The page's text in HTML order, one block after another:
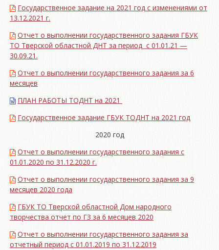
Государственное задание на 2021 год с изменениями от
13.12.2021 г.
Отчет о выполнении государственного задания ГБУК
ТО Тверской областной ДНТ за период с 01.01.21 —
30.09.21.
Отчет о выполнении государственного задания за 6
месяцев
ПЛАН РАБОТЫ ТОДНТ на 2021
Государственное задание ГБУК ТОДНТ на 2021 год
2020 год
Отчет о выполнении государственного задания с
01.01.2020 по 31.12.2020 г.
Отчет о выполнении государственного задания за 9
месяцев 2020 года
ГБУК ТО Тверской областной Дом народного
творчества отчет по ГЗ за 6 месяцев 2020
Отчет о выполнении государственного задания за
отчетный период с 01.01.2019 по 31.12.2019